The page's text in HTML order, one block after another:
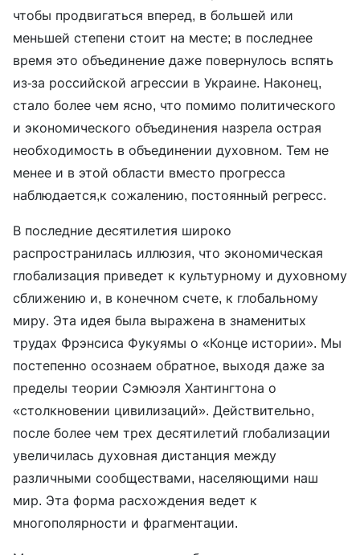
чтобы продвигаться вперед, в большей или
меньшей степени стоит на месте; в последнее
время это объединение даже повернулось вспять
из-за российской агрессии в Украине. Наконец,
стало более чем ясно, что помимо политического
и экономического объединения назрела острая
необходимость в объединении духовном. Тем не
менее и в этой области вместо прогресса
наблюдается,к сожалению, постоянный регресс.
В последние десятилетия широко
распространилась иллюзия, что экономическая
глобализация приведет к культурному и духовному
сближению и, в конечном счете, к глобальному
миру. Эта идея была выражена в знаменитых
трудах Фрэнсиса Фукуямы о «Конце истории». Мы
постепенно осознаем обратное, выходя даже за
пределы теории Сэмюэля Хантингтона о
«столкновении цивилизаций». Действительно,
после более чем трех десятилетий глобализации
увеличилась духовная дистанция между
различными сообществами, населяющими наш
мир. Эта форма расхождения ведет к
многополярности и фрагментации.